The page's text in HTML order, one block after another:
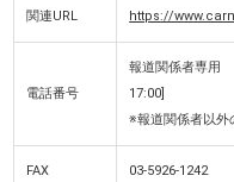
関連URL https://
電話番号
報道関係者専用
17:00]
※報道関係者以外
FAX 03-5926-1242